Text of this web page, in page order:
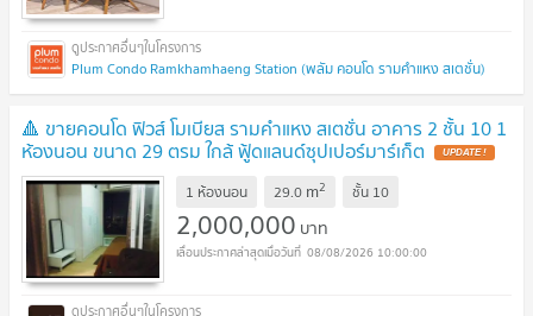
Plum Condo Ramkhamhaeng Station (พลัม คอนโด รามคำแหง สเตชั่น)
🔺 ขายคอนโด ฟิวส์ โมเบียส รามคำแหง สเตชั่น อาคาร 2 ชั้น 10 1
ห้องนอน ขนาด 29 ตรม ใกล้ ฟู้ดแลนด์ซุปเปอร์มาร์เก็ต UPDATE !
1 ห้องนอน 29.0 m2 ชั้น 10
2,000,000 บาท
08/08/2026 10:00:00